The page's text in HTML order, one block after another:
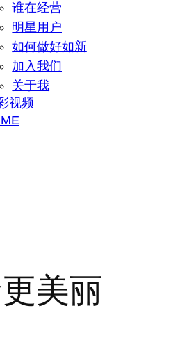
谁在经营
明星用户
如何做好如新
加入我们
关于我
视频
美丽